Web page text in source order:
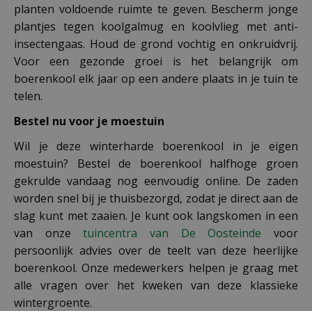
planten voldoende ruimte te geven. Bescherm jonge
plantjes tegen koolgalmug en koolvlieg met anti-
insectengaas. Houd de grond vochtig en onkruidvrij.
Voor een gezonde groei is het belangrijk om
boerenkool elk jaar op een andere plaats in je tuin te
telen.
Bestel nu voor je moestuin
Wil je deze winterharde boerenkool in je eigen
moestuin? Bestel de boerenkool halfhoge groen
gekrulde vandaag nog eenvoudig online. De zaden
worden snel bij je thuisbezorgd, zodat je direct aan de
slag kunt met zaaien. Je kunt ook langskomen in een
van onzetuincentra van De Oosteinde voor
persoonlijk advies over de teelt van deze heerlijke
boerenkool. Onze medewerkers helpen je graag met
alle vragen over het kweken van deze klassieke
wintergroente.